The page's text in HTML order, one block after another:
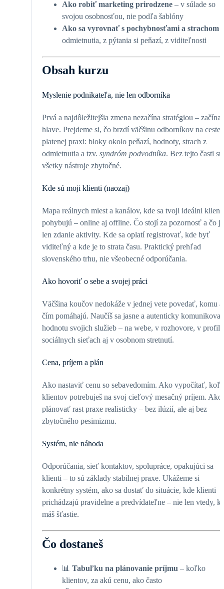
Ako robiť marketing prirodzene – v súlade so
svojou osobnosťou, nie podľa šablóny
Ako sa vyrovnať s pochybnosťami a strachom
odmietnutia, z pýtania si peňazí, z viditeľnosti
Obsah kurzu
Myslenie podnikateľa, nie len odborníka
Prvá a najdôležitejšia zmena nezačína stratégiou – začína
hlave. Prejdeme si, čo brzdí väčšinu odborníkov na ceste
platenej praxi: bloky okolo peňazí, hodnoty, strach z
odmietnutia a tzv. syndróm podvodníka. Bez tejto časti sú
všetky nástroje zbytočné.
Kde sú moji klienti (naozaj)
Mapa reálnych miest a kanálov, kde sa tvoji ideálni klienti
pohybujú – online aj offline. Čo stojí za pozornosť a čo je
len zdanie aktivity. Kde sa oplatí registrovať, kde byť
viditeľný a kde je to strata času. Praktický prehľad
slovenského trhu, nie všeobecné odporúčania.
Ako hovoriť o sebe a svojej práci
Väčšina koučov nedokáže v jednej vete povedať, komu a
čím pomáhajú. Naučíš sa jasne a autenticky komunikovať
hodnotu svojich služieb – na webe, v rozhovore, v
sociálnych sieťach aj v osobnom stretnutí.
Cena, príjem a plán
Ako nastaviť cenu so sebavedomím. Ako vypočítať,
klientov potrebuješ na svoj cieľový mesačný príjem. Ako
plánovať rast praxe realisticky – bez ilúzií, ale aj bez
zbytočného pesimizmu.
Systém, nie náhoda
Odporúčania, sieť kontaktov, spolupráce, opakujúci sa
klienti – to sú základy stabilnej praxe. Ukážeme si
konkrétny systém, ako sa dostať do situácie, kde klienti
prichádzajú pravidelne a predvídateľne – nie len vtedy,
máš šťastie.
Čo dostaneš
📊 Tabuľku na plánovanie príjmu – koľko
klientov, za akú cenu, ako často